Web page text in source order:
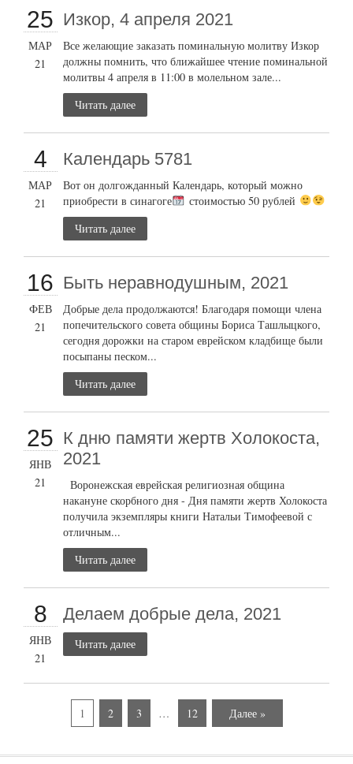
25
МАР
21
Изкор, 4 апреля 2021
Все желающие заказать поминальную молитву Изкор
должны помнить, что ближайшее чтение поминальной
молитвы 4 апреля в 11:00 в молельном зале...
Читать далее
4
МАР
21
Календарь 5781
Вот он долгожданный Календарь, который можно
приобрести в синагоге
стоимостью 50 рублей
Читать далее
16
ФЕВ
21
Быть неравнодушным, 2021
Добрые дела продолжаются! Благодаря помощи члена
попечительского совета общины Бориса Ташлыцкого,
сегодня дорожки на старом еврейском кладбище были
посыпаны песком...
Читать далее
25
ЯНВ
21
К дню памяти жертв Холокоста,
2021
Воронежская еврейская религиозная община
накануне скорбного дня - Дня памяти жертв Холокоста
получила экземпляры книги Натальи Тимофеевой с
отличным...
Читать далее
8
ЯНВ
21
Делаем добрые дела, 2021
Читать далее
1 2 3 … 12 Далее »